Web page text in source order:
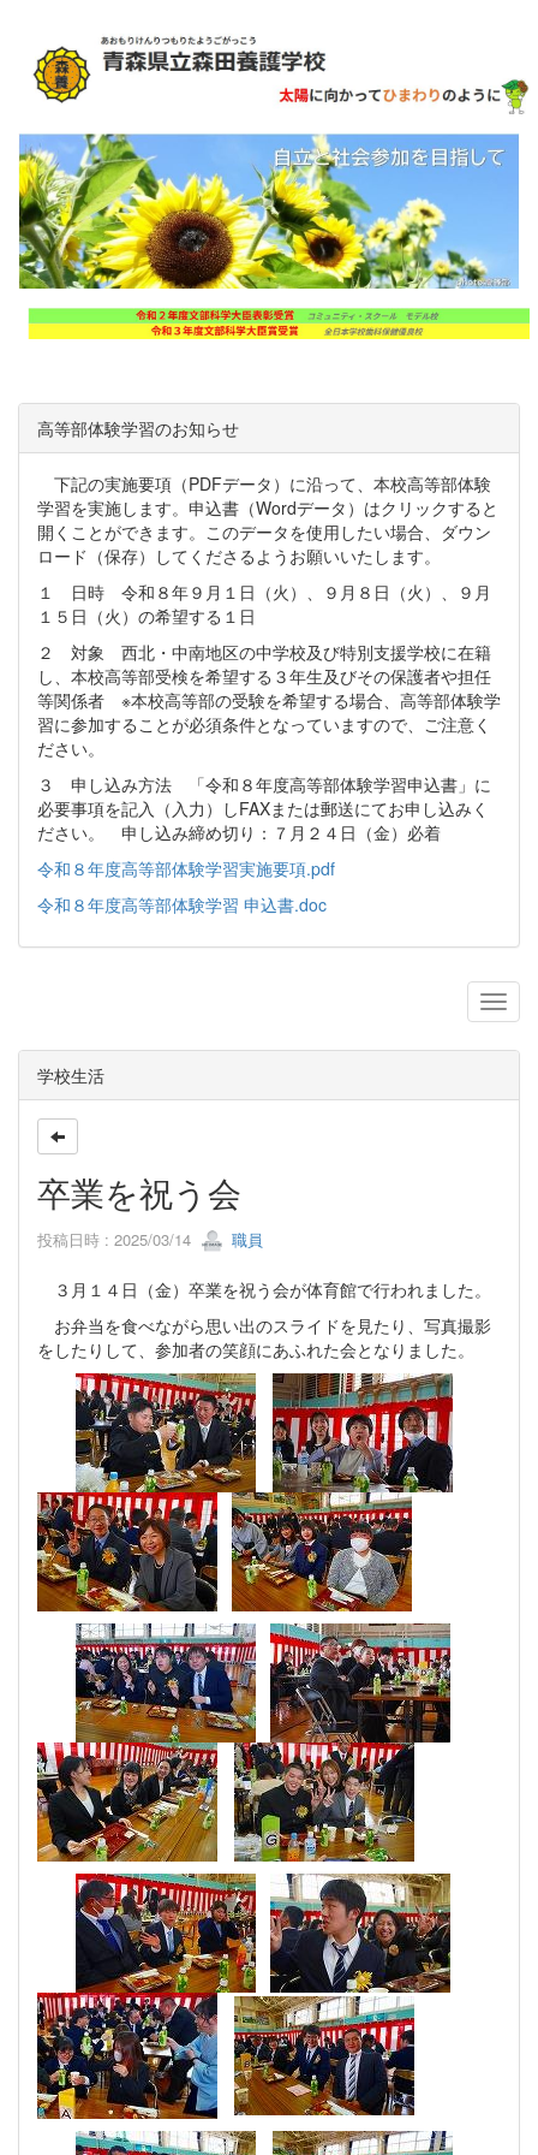
高等部体験学習のお知らせ
下記の実施要項（PDFデータ）に沿って、本校高等部体験
学習を実施します。申込書（Wordデータ）はクリックすると
開くことができます。このデータを使用したい場合、ダウン
ロード（保存）してくださるようお願いいたします。
１ 日時 令和８年９月１日（火）、９月８日（火）、９月
１５日（火）の希望する１日
２ 対象 西北・中南地区の中学校及び特別支援学校に在籍
し、本校高等部受検を希望する３年生及びその保護者や担任
等関係者 ※本校高等部の受験を希望する場合、高等部体験学
習に参加することが必須条件となっていますので、ご注意く
ださい。
３ 申し込み方法 「令和８年度高等部体験学習申込書」に
必要事項を記入（入力）しFAXまたは郵送にてお申し込みく
ださい。 申し込み締め切り：７月２４日（金）必着
令和８年度高等部体験学習実施要項.pdf
令和８年度高等部体験学習 申込書.doc
学校生活
卒業を祝う会
投稿日時 : 2025/03/14 職員
３月１４日（金）卒業を祝う会が体育館で行われました。
お弁当を食べながら思い出のスライドを見たり、写真撮影
をしたりして、参加者の笑顔にあふれた会となりました。